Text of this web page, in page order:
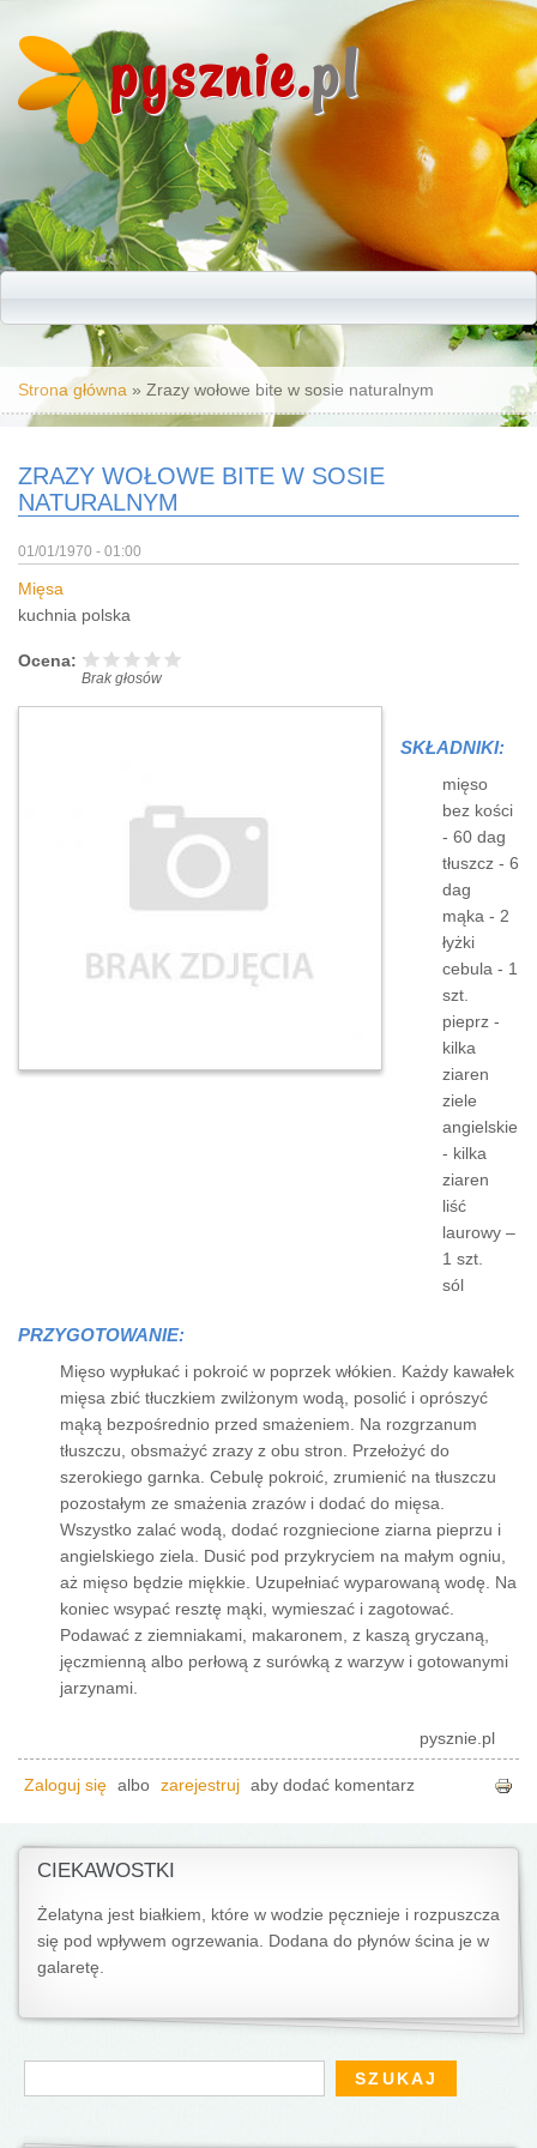
pysznie.pl
Jesteś tutaj
Strona główna » Zrazy wołowe bite w sosie naturalnym
ZRAZY WOŁOWE BITE W SOSIE
NATURALNYM
01/01/1970 - 01:00
Mięsa
kuchnia polska
Ocena:
Brak głosów
SKŁADNIKI:
mięso
bez kości
- 60 dag
tłuszcz - 6
dag
mąka - 2
łyżki
cebula - 1
szt.
pieprz -
kilka
ziaren
ziele
angielskie
- kilka
ziaren
liść
laurowy –
1 szt.
sól
PRZYGOTOWANIE:
Mięso wypłukać i pokroić w poprzek włókien. Każdy kawałek
mięsa zbić tłuczkiem zwilżonym wodą, posolić i oprószyć
mąką bezpośrednio przed smażeniem. Na rozgrzanum
tłuszczu, obsmażyć zrazy z obu stron. Przełożyć do
szerokiego garnka. Cebulę pokroić, zrumienić na tłuszczu
pozostałym ze smażenia zrazów i dodać do mięsa.
Wszystko zalać wodą, dodać rozgniecione ziarna pieprzu i
angielskiego ziela. Dusić pod przykryciem na małym ogniu,
aż mięso będzie miękkie. Uzupełniać wyparowaną wodę. Na
koniec wsypać resztę mąki, wymieszać i zagotować.
Podawać z ziemniakami, makaronem, z kaszą gryczaną,
jęczmienną albo perłową z surówką z warzyw i gotowanymi
jarzynami.
pysznie.pl
Zaloguj się albo zarejestruj aby dodać komentarz
CIEKAWOSTKI
Żelatyna jest białkiem, które w wodzie pęcznieje i rozpuszcza
się pod wpływem ogrzewania. Dodana do płynów ścina je w
galaretę.
Formularz wyszukiwania
Szukaj